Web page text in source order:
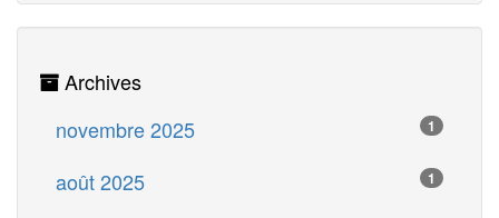
Archives
1
novembre 2025
1
août 2025